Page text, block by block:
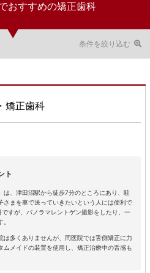
おすすめの矯正歯科
条件を絞り込む
矯正歯科
ト
、津田沼駅から徒歩7分のところにあり、駐
さまを車で送っていきたいという人には便利で
すが、パノラマレントゲン撮影をしたり、一
多くありませんが、同医院では舌側矯正に力
ムメイドの装置を使用し、矯正治療中の舌感も